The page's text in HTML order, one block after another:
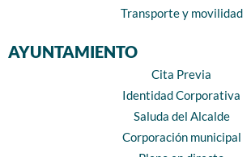
Transporte y movilidad
AYUNTAMIENTO
Cita Previa
Identidad Corporativa
Saluda del Alcalde
Corporación municipal